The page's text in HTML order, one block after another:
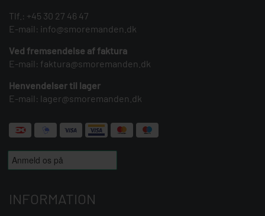
Tlf.: +45 30 27 46 47
E-mail: info@smoremanden.dk
Ved fremsendelse af faktura
E-mail: faktura@smoremanden.dk
Henvendelser til lager
E-mail: lager@smoremanden.dk
INFORMATION